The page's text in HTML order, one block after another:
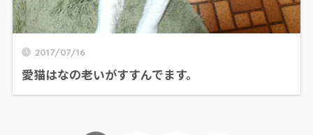
2017/07/16
愛猫はなの老いがすすんでます。